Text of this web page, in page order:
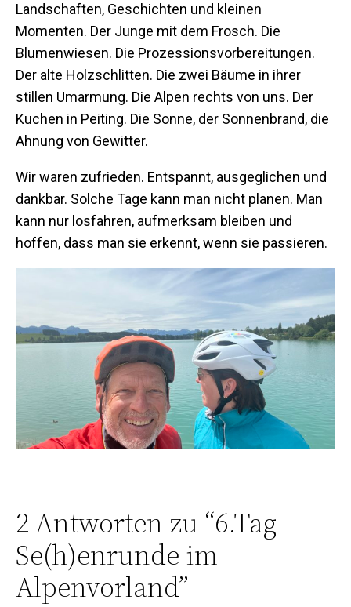
Landschaften, Geschichten und kleinen
Momenten. Der Junge mit dem Frosch. Die
Blumenwiesen. Die Prozessionsvorbereitungen.
Der alte Holzschlitten. Die zwei Bäume in ihrer
stillen Umarmung. Die Alpen rechts von uns. Der
Kuchen in Peiting. Die Sonne, der Sonnenbrand, die
Ahnung von Gewitter.
Wir waren zufrieden. Entspannt, ausgeglichen und
dankbar. Solche Tage kann man nicht planen. Man
kann nur losfahren, aufmerksam bleiben und
hoffen, dass man sie erkennt, wenn sie passieren.
2 Antworten zu “6.Tag
Se(h)enrunde im
Alpenvorland”